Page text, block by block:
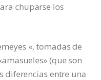
chuparse los
«, tomadas de
(que son
diferencias entre una